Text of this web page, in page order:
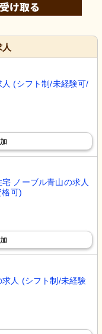
(シフト制/未経験可/
ノーブル青山の求人
可)
人 (シフト制/未経験